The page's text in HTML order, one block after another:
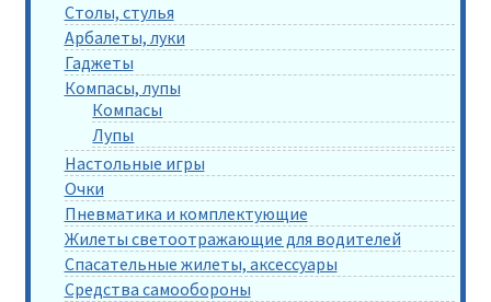
Столы, стулья
Арбалеты, луки
Гаджеты
Компасы, лупы
Компасы
Лупы
Настольные игры
Очки
Пневматика и комплектующие
Жилеты светоотражающие для водителей
Спасательные жилеты, аксессуары
Средства самообороны